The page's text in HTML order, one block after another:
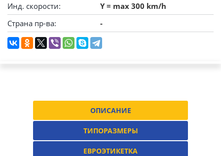
Инд. скорости:
Y = max 300 km/h
Страна пр-ва:
-
ОПИСАНИЕ
ТИПОРАЗМЕРЫ
ЕВРОЭТИКЕТКА